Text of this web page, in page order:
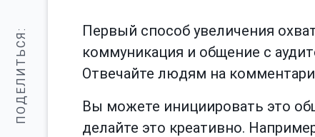
ПОДЕЛИТЬСЯ:
Первый способ увеличения
коммуникация и общение с
Отвечайте людям на
Вы можете инициировать это
делайте это креативно.